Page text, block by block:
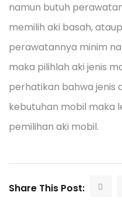
namun butuh
memilih aki basah,
perawatannya minim
maka pilihlah aki jenis
perhatikan bahwa jenis
kebutuhan mobil maka
pemilihan aki mobil.
Share This Post: